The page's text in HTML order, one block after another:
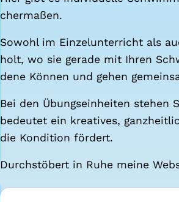
cher­ma­ßen.
Sowohl im Ein­zel­un­ter­richt als
holt, wo sie gera­de mit Ihren
de­ne Kön­nen und gehen
Bei den Übungs­ein­hei­ten ste­hen
bedeu­tet ein krea­ti­ves,
die Kon­di­ti­on för­dert.
Durch­stö­bert in Ruhe mei­ne